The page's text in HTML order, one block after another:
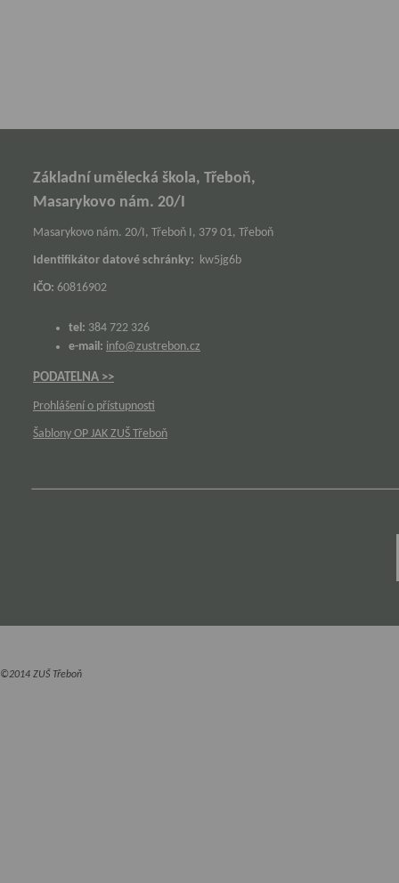
Základní umělecká škola, Třeboň,
Masarykovo nám. 20/I
Masarykovo nám. 20/I, Třeboň I, 379 01, Třeboň
Identifikátor datové schránky: kw5jg6b
IČO: 60816902
tel: 384 722 326
e-mail: info@zustrebon.cz
PODATELNA >>
Prohlášení o přístupnosti
Šablony OP JAK ZUŠ Třeboň
©2014 ZUŠ Třeboň